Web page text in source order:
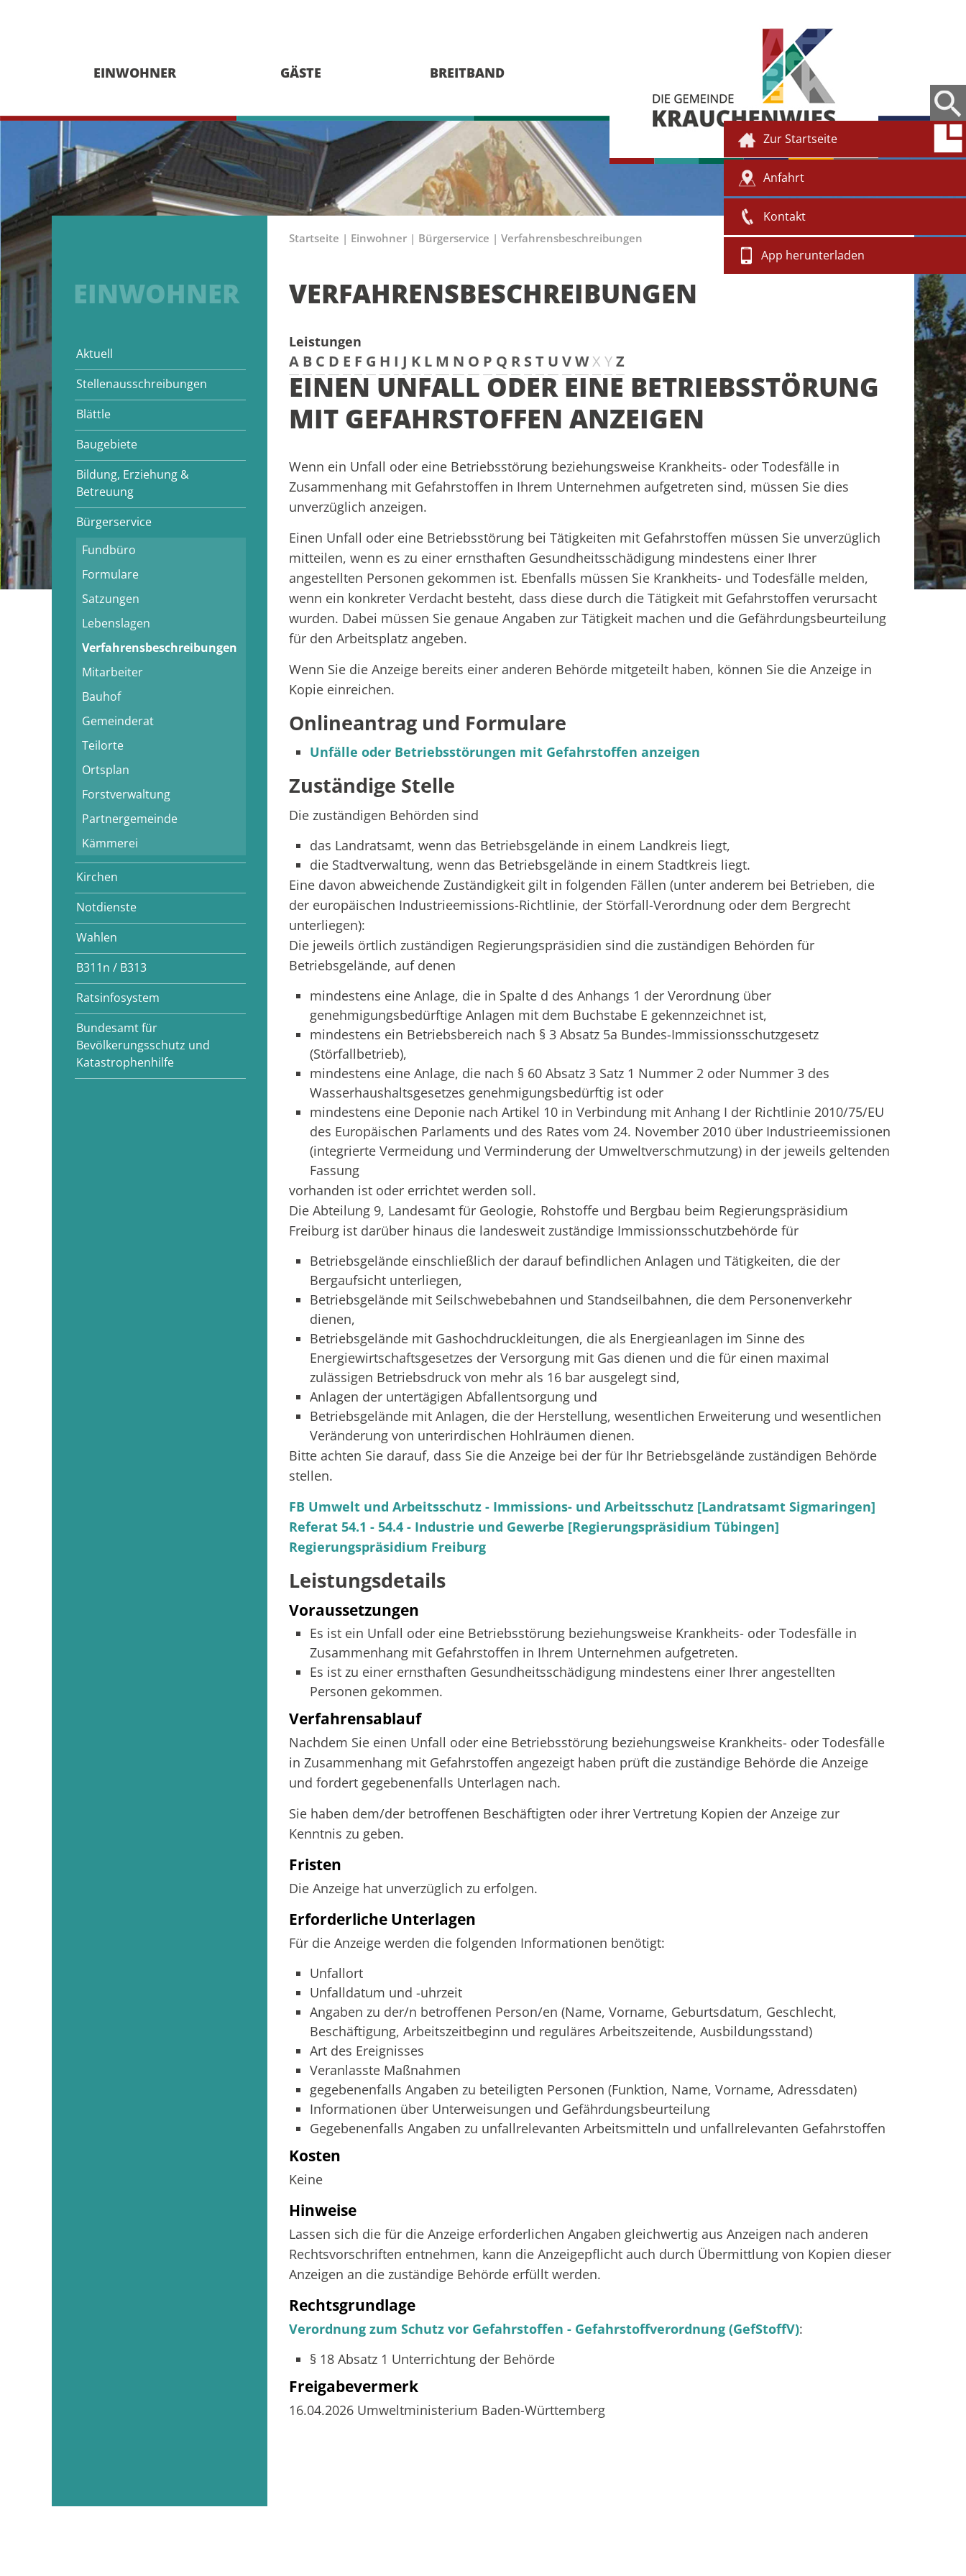
EINWOHNER GÄSTE BREITBAND
Zur Startseite
Anfahrt
Kontakt
App herunterladen
EINWOHNER
Aktuell
Stellenausschreibungen
Blättle
Baugebiete
Bildung, Erziehung &
Betreuung
Bürgerservice
Fundbüro
Formulare
Satzungen
Lebenslagen
Verfahrensbeschreibungen
Mitarbeiter
Bauhof
Gemeinderat
Teilorte
Ortsplan
Forstverwaltung
Partnergemeinde
Kämmerei
Kirchen
Notdienste
Wahlen
B311n / B313
Ratsinfosystem
Bundesamt für
Bevölkerungsschutz und
Katastrophenhilfe
Startseite | Einwohner | Bürgerservice | Verfahrensbeschreibungen
VERFAHRENSBESCHREIBUNGEN
Leistungen
A B C D E F G H I J K L M N O P Q R ST U VWX YZ
EINEN UNFALL ODER EINE BETRIEBSSTÖRUNG
MIT GEFAHRSTOFFEN ANZEIGEN
Wenn ein Unfall oder eine Betriebsstörung beziehungsweise Krankheits- oder Todesfälle in
Zusammenhang mit Gefahrstoffen in Ihrem Unternehmen aufgetreten sind, müssen Sie dies
unverzüglich anzeigen.
Einen Unfall oder eine Betriebsstörung bei Tätigkeiten mit Gefahrstoffen müssen Sie unverzüglich
mitteilen, wenn es zu einer ernsthaften Gesundheitsschädigung mindestens einer Ihrer
angestellten Personen gekommen ist. Ebenfalls müssen Sie Krankheits- und Todesfälle melden,
wenn ein konkreter Verdacht besteht, dass diese durch die Tätigkeit mit Gefahrstoffen verursacht
wurden. Dabei müssen Sie genaue Angaben zur Tätigkeit machen und die Gefährdungsbeurteilung
für den Arbeitsplatz angeben.
Wenn Sie die Anzeige bereits einer anderen Behörde mitgeteilt haben, können Sie die Anzeige in
Kopie einreichen.
Onlineantrag und Formulare
Unfälle oder Betriebsstörungen mit Gefahrstoffen anzeigen
Zuständige Stelle
Die zuständigen Behörden sind
das Landratsamt, wenn das Betriebsgelände in einem Landkreis liegt,
die Stadtverwaltung, wenn das Betriebsgelände in einem Stadtkreis liegt.
Eine davon abweichende Zuständigkeit gilt in folgenden Fällen (unter anderem bei Betrieben, die
der europäischen Industrieemissions-Richtlinie, der Störfall-Verordnung oder dem Bergrecht
unterliegen):
Die jeweils örtlich zuständigen Regierungspräsidien sind die zuständigen Behörden für
Betriebsgelände, auf denen
mindestens eine Anlage, die in Spalte d des Anhangs 1 der Verordnung über
genehmigungsbedürftige Anlagen mit dem Buchstabe E gekennzeichnet ist,
mindestens ein Betriebsbereich nach § 3 Absatz 5a Bundes-Immissionsschutzgesetz
(Störfallbetrieb),
mindestens eine Anlage, die nach § 60 Absatz 3 Satz 1 Nummer 2 oder Nummer 3 des
Wasserhaushaltsgesetzes genehmigungsbedürftig ist oder
mindestens eine Deponie nach Artikel 10 in Verbindung mit Anhang I der Richtlinie 2010/75/EU
des Europäischen Parlaments und des Rates vom 24. November 2010 über Industrieemissionen
(integrierte Vermeidung und Verminderung der Umweltverschmutzung) in der jeweils geltenden
Fassung
vorhanden ist oder errichtet werden soll.
Die Abteilung 9, Landesamt für Geologie, Rohstoffe und Bergbau beim Regierungspräsidium
Freiburg ist darüber hinaus die landesweit zuständige Immissionsschutzbehörde für
Betriebsgelände einschließlich der darauf befindlichen Anlagen und Tätigkeiten, die der
Bergaufsicht unterliegen,
Betriebsgelände mit Seilschwebebahnen und Standseilbahnen, die dem Personenverkehr
dienen,
Betriebsgelände mit Gashochdruckleitungen, die als Energieanlagen im Sinne des
Energiewirtschaftsgesetzes der Versorgung mit Gas dienen und die für einen maximal
zulässigen Betriebsdruck von mehr als 16 bar ausgelegt sind,
Anlagen der untertägigen Abfallentsorgung und
Betriebsgelände mit Anlagen, die der Herstellung, wesentlichen Erweiterung und wesentlichen
Veränderung von unterirdischen Hohlräumen dienen.
Bitte achten Sie darauf, dass Sie die Anzeige bei der für Ihr Betriebsgelände zuständigen Behörde
stellen.
FB Umwelt und Arbeitsschutz - Immissions- und Arbeitsschutz [Landratsamt Sigmaringen]
Referat 54.1 - 54.4 - Industrie und Gewerbe [Regierungspräsidium Tübingen]
Regierungspräsidium Freiburg
Leistungsdetails
Voraussetzungen
Es ist ein Unfall oder eine Betriebsstörung beziehungsweise Krankheits- oder Todesfälle in
Zusammenhang mit Gefahrstoffen in Ihrem Unternehmen aufgetreten.
Es istzu einer ernsthaften Gesundheitsschädigung mindestens einer Ihrer angestellten
Personen gekommen.
Verfahrensablauf
Nachdem Sie einen Unfall oder eine Betriebsstörung beziehungsweise Krankheits- oder Todesfälle
in Zusammenhang mit Gefahrstoffen angezeigt haben prüft die zuständige Behörde die Anzeige
und fordert gegebenenfalls Unterlagen nach.
Sie haben dem/der betroffenen Beschäftigten oder ihrer Vertretung Kopien der Anzeige zur
Kenntnis zu geben.
Fristen
Die Anzeige hat unverzüglich zu erfolgen.
Erforderliche Unterlagen
Für die Anzeige werden die folgenden Informationen benötigt:
Unfallort
Unfalldatum und -uhrzeit
Angaben zu der/n betroffenen Person/en (Name, Vorname, Geburtsdatum, Geschlecht,
Beschäftigung, Arbeitszeitbeginn und reguläres Arbeitszeitende, Ausbildungsstand)
Art des Ereignisses
Veranlasste Maßnahmen
gegebenenfalls Angaben zu beteiligten Personen (Funktion, Name, Vorname, Adressdaten)
Informationen über Unterweisungen und Gefährdungsbeurteilung
Gegebenenfalls Angaben zu unfallrelevanten Arbeitsmitteln und unfallrelevanten Gefahrstoffen
Kosten
Keine
Hinweise
Lassen sich die für die Anzeige erforderlichen Angaben gleichwertig aus Anzeigen nach anderen
Rechtsvorschriften entnehmen, kann die Anzeigepflicht auch durch Übermittlung von Kopien dieser
Anzeigen an die zuständige Behörde erfüllt werden.
Rechtsgrundlage
Verordnung zum Schutz vor Gefahrstoffen - Gefahrstoffverordnung (GefStoffV):
§ 18 Absatz 1 Unterrichtung der Behörde
Freigabevermerk
16.04.2026 Umweltministerium Baden-Württemberg